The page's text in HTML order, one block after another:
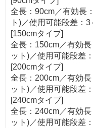
全長：90cm／有効長
ト)／使用可能段差：
[150cmタイプ]
全長：150cm／有効
ット)／使用可能段差
[200cmタイプ]
全長：200cm／有効
ット)／使用可能段差
[240cmタイプ]
全長：240cm／有効
ット)／使用可能段差